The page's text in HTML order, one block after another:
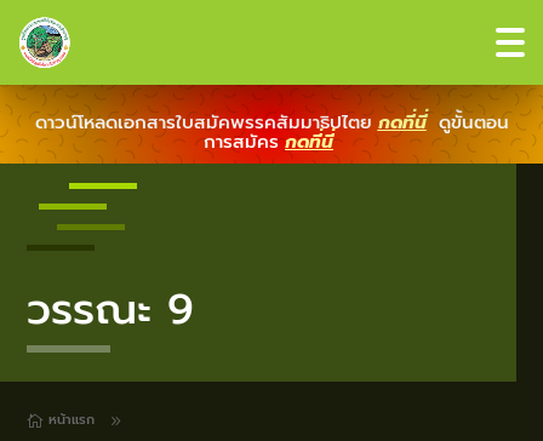
ดาวน์โหลดเอกสารใบสมัคพรรคสัมมาธิปไตย กดที่นี่ ดูขั้นตอน
การสมัครกดที่นี่
วรรณะ 9
 หน้าแรก 9